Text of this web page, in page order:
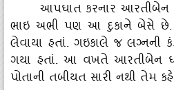
આપઘાત કરનાર આરતીબેન
ભાઇ અભી પણ આ દુકાને બેસે છે.
લેવાયા હતાં. ગઇકાલે જ લગ્નની
ગયા હતાં. આ વખતે આરતીબેન ઘરે
પોતાની તબીયત સારી નથી તેમ